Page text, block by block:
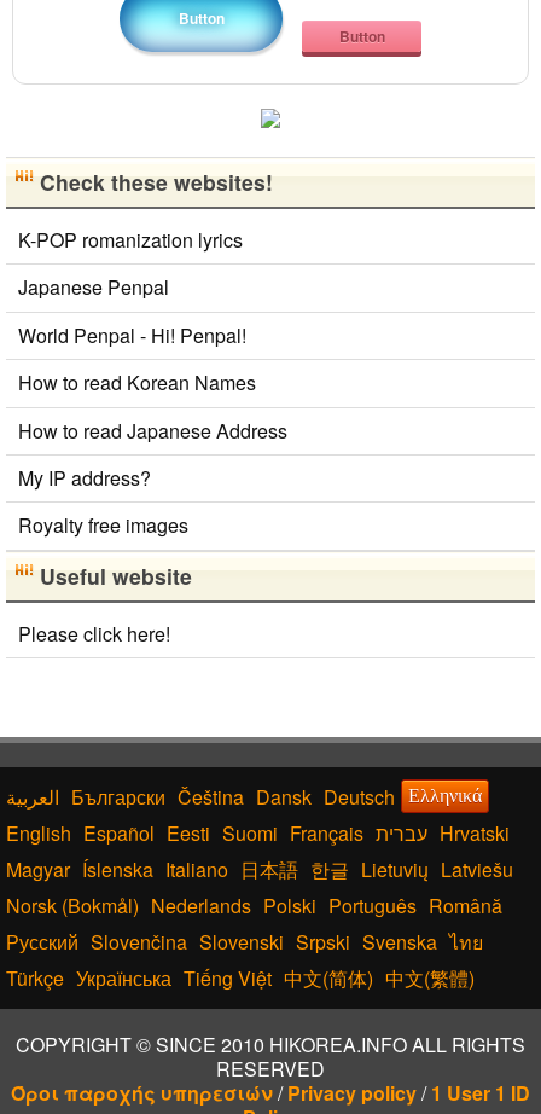
Button
Button
Check these websites!
K-POP romanization lyrics
Japanese Penpal
World Penpal - Hi! Penpal!
How to read Korean Names
How to read Japanese Address
My IP address?
Royalty free images
Useful website
Please click here!
Български Čeština Dansk Deutsch Ελληνικά
English Español Eesti Suomi Français עברית Hrvatski
Magyar Íslenska Italiano 日本語 한글 Lietuvių Latviešu
Norsk (Bokmål) Nederlands Polski Português Română
Русский Slovenčina Slovenski Srpski Svenska ไทย
Türkçe Українська Tiếng Việt 中文(简体) 中文(繁體)
COPYRIGHT © SINCE 2010 HIKOREA.INFO ALL RIGHTS
RESERVED
Όροι παροχής υπηρεσιών/Privacy policy/1 User 1 ID